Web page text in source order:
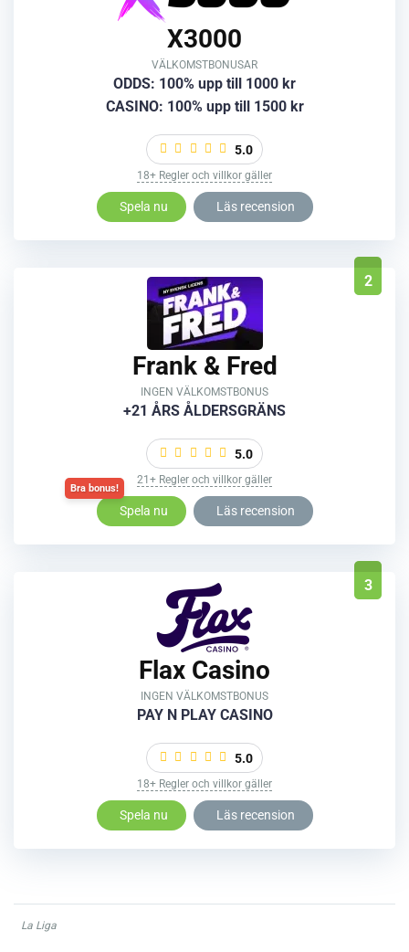
X3000
VÄLKOMSTBONUSAR
ODDS: 100% upp till 1000 kr
CASINO: 100% upp till 1500 kr
5.0
18+ Regler och villkor gäller
Spela nu Läs recension
2
Frank & Fred
INGEN VÄLKOMSTBONUS
+21 ÅRS ÅLDERSGRÄNS
5.0
21+ Regler och villkor gäller
Spela nu Läs recension
3
Flax Casino
INGEN VÄLKOMSTBONUS
PAY N PLAY CASINO
5.0
18+ Regler och villkor gäller
Spela nu Läs recension
La Liga